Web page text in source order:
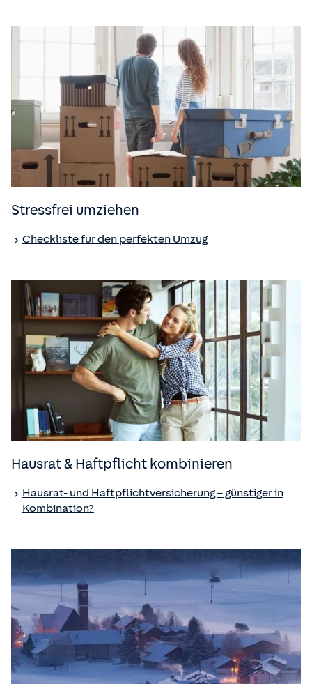
Stressfrei umziehen
Checkliste für den perfekten Umzug
Hausrat & Haftpflicht kombinieren
Hausrat- und Haft­pflicht­versicherung – günstiger in
Kombination?